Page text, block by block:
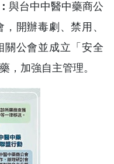
與台中中醫中藥商公
開辦毒劇、禁用、
關公會並成立「安全
，加強自主管理。